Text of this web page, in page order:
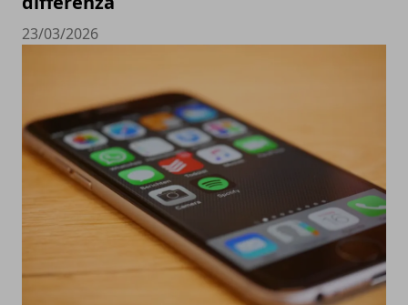
23/03/2026